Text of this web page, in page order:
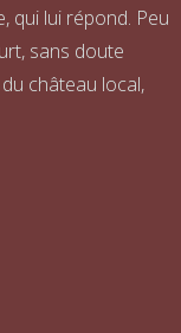
qui lui répond. Peu
sans doute
château local,